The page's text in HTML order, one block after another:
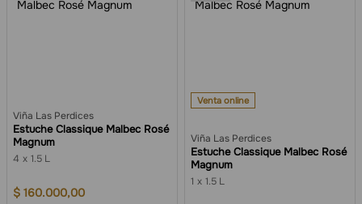
Viña Las Perdices
Estuche Classique Malbec Rosé
Magnum
4 1.5 L
$ 160.000,00
Venta online
Viña Las Perdices
Estuche Classique Malbec Rosé
Magnum
1 1.5 L